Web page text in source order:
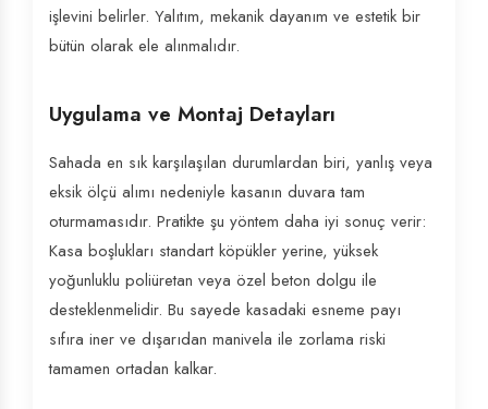
işlevini belirler. Yalıtım, mekanik dayanım ve estetik bir
bütün olarak ele alınmalıdır.
Uygulama ve Montaj Detayları
Sahada en sık karşılaşılan durumlardan biri, yanlış veya
eksik ölçü alımı nedeniyle kasanın duvara tam
oturmamasıdır. Pratikte şu yöntem daha iyi sonuç verir:
Kasa boşlukları standart köpükler yerine, yüksek
yoğunluklu poliüretan veya özel beton dolgu ile
desteklenmelidir. Bu sayede kasadaki esneme payı
sıfıra iner ve dışarıdan manivela ile zorlama riski
tamamen ortadan kalkar.